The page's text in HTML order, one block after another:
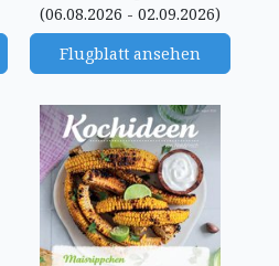
(06.08.2026 - 02.09.2026)
Flugblatt ansehen